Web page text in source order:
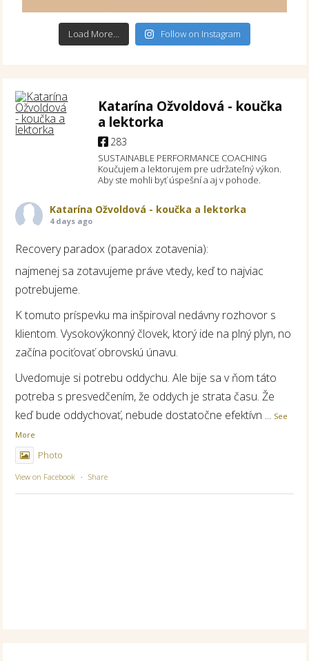
Load More... Follow on Instagram
Katarína Ožvoldová - koučka
a lektorka
283
SUSTAINABLE PERFORMANCE COACHING
Koučujem a lektorujem pre udržateľný výkon.
Aby ste mohli byť úspešní a aj v pohode.
Katarína Ožvoldová - koučka a lektorka
4 days ago
Recovery paradox (paradox zotavenia):
najmenej sa zotavujeme práve vtedy, keď to najviac
potrebujeme.
K tomuto príspevku ma inšpiroval nedávny rozhovor s
klientom. Vysokovýkonný človek, ktorý ide na plný plyn, no
začína pociťovať obrovskú únavu.
Uvedomuje si potrebu oddychu. Ale bije sa v ňom táto
potreba s presvedčením, že oddych je strata času. Že
keď bude oddychovať, nebude dostatočne efektívn ... See
More
Photo
View on Facebook · Share